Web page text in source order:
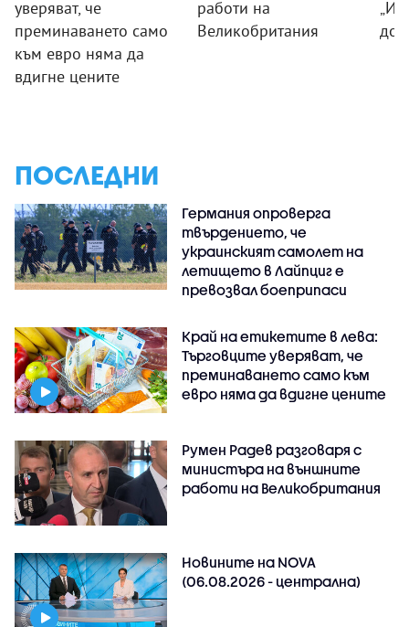
уверяват, че
преминаването само
към евро няма да
вдигне цените
работи на
Великобритания
ПОСЛЕДНИ
Германия опроверга
твърдението, че
украинският самолет на
летището в Лайпциг е
превозвал боеприпаси
Край на етикетите в лева:
Търговците уверяват, че
преминаването само към
евро няма да вдигне цените
Румен Радев разговаря с
министъра на външните
работи на Великобритания
Новините на NOVA
(06.08.2026 - централна)